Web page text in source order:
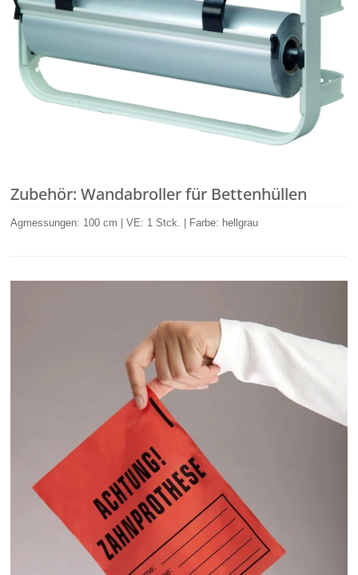
Zubehör: Wandabroller für Bettenhüllen
Agmessungen: 100 cm | VE: 1 Stck. | Farbe: hellgrau